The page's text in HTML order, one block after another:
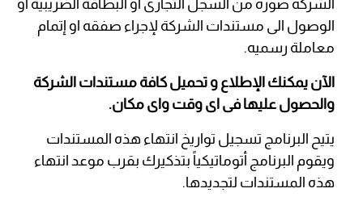
الشركه صوره من السجل التجارى أو البطاقة الضريبية او
الوصول الى مستندات الشركة لإجراء صفقه او إتمام
معاملة رسميه.
الآن يمكنك الإطلاع و تحميل كافة مستندات الشركة
والحصول عليها فى اى وقت واى مكان.
يتيح البرنامج تسجيل تواريخ انتهاء هذه المستندات
ويقوم البرنامج أتوماتيكياً بتذكيرك بقرب موعد انتهاء
هذه المستندات لتجديدها.